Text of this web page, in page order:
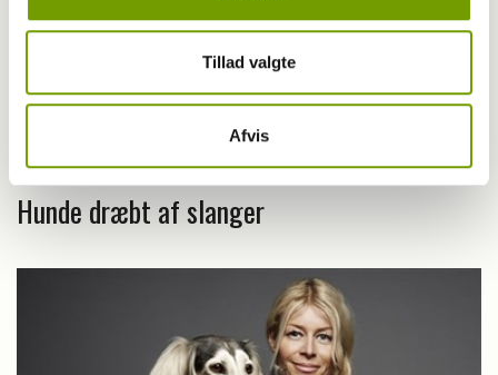
Tillad valgte
Afvis
Hunde dræbt af slanger